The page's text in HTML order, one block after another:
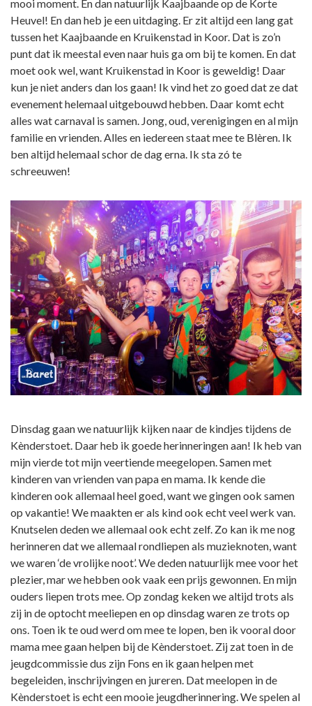
mooi moment. En dan natuurlijk Kaajbaande op de Korte
Heuvel! En dan heb je een uitdaging. Er zit altijd een lang gat
tussen het Kaajbaande en Kruikenstad in Koor. Dat is zo’n
punt dat ik meestal even naar huis ga om bij te komen. En dat
moet ook wel, want Kruikenstad in Koor is geweldig! Daar
kun je niet anders dan los gaan! Ik vind het zo goed dat ze dat
evenement helemaal uitgebouwd hebben. Daar komt echt
alles wat carnaval is samen. Jong, oud, verenigingen en al mijn
familie en vrienden. Alles en iedereen staat mee te Blèren. Ik
ben altijd helemaal schor de dag erna. Ik sta zó te
schreeuwen!
Dinsdag gaan we natuurlijk kijken naar de kindjes tijdens de
Kènderstoet. Daar heb ik goede herinneringen aan! Ik heb van
mijn vierde tot mijn veertiende meegelopen. Samen met
kinderen van vrienden van papa en mama. Ik kende die
kinderen ook allemaal heel goed, want we gingen ook samen
op vakantie! We maakten er als kind ook echt veel werk van.
Knutselen deden we allemaal ook echt zelf. Zo kan ik me nog
herinneren dat we allemaal rondliepen als muzieknoten, want
we waren ‘de vrolijke noot’. We deden natuurlijk mee voor het
plezier, mar we hebben ook vaak een prijs gewonnen. En mijn
ouders liepen trots mee. Op zondag keken we altijd trots als
zij in de optocht meeliepen en op dinsdag waren ze trots op
ons. Toen ik te oud werd om mee te lopen, ben ik vooral door
mama mee gaan helpen bij de Kènderstoet. Zij zat toen in de
jeugdcommissie dus zijn Fons en ik gaan helpen met
begeleiden, inschrijvingen en jureren. Dat meelopen in de
Kènderstoet is echt een mooie jeugdherinnering. We spelen al